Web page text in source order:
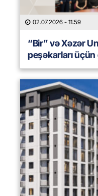
02.07.2026 - 11:59
“Bir” və Xəzər
peşəkarları